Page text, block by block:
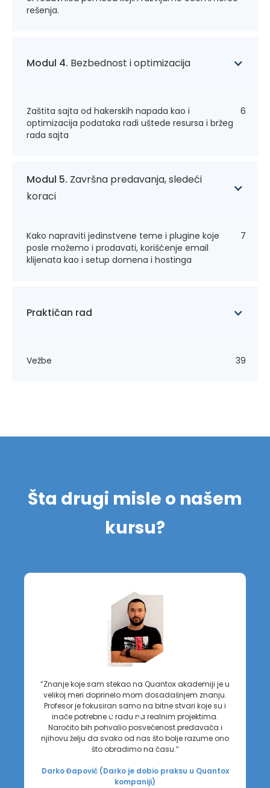
rešenja.
Modul 4. Bezbednost i optimizacija
Zaštita sajta od hakerskih napada kao i
optimizacija podataka radi uštede resursa i bržeg
rada sajta
6
Modul 5. Završna predavanja, sledeći
koraci
Kako napraviti jedinstvene teme i plugine koje
posle možemo i prodavati, korišćenje email
klijenata kao i setup domena i hostinga
7
Praktičan rad
Vežbe 39
Šta drugi misle o našem
kursu?
“Znanje koje sam stekao na Quantox akademiji je u
velikoj meri doprinelo mom dosadašnjem znanju.
Profesor je fokusiran samo na bitne stvari koje su i
inače potrebne u radu na realnim projektima.
Naročito bih pohvalio posvećenost predavača i
njihovu želju da svako od nas što bolje razume ono
što obradimo na času.”
Darko Đapović (Darko je dobio praksu u Quantox
kompaniji)